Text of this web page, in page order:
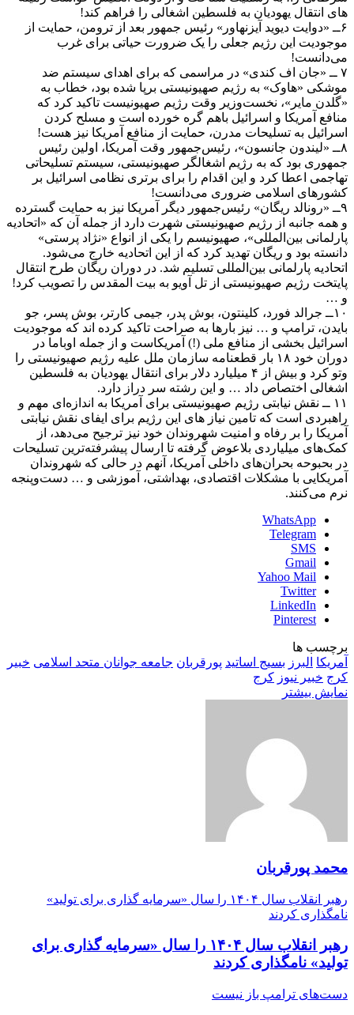
های انتقال یهودیان به فلسطین اشغالی را فراهم کند!
۶ــ «دوایت دیوید آیزنهاور» رئیس جمهور بعد از ترومن، حمایت از
موجودیت این رژیم جعلی را یک ضرورت حیاتی برای غرب
می‌دانست!
۷ ــ «جان اف کندی» در مراسمی که برای اهدای سیستم ضد
موشکی «هاوک» به رژیم صهیونیستی برپا شده بود، خطاب به
«گلدن مایر»، نخست‌وزیر وقت رژیم صهیونیست تاکید کرد که
منافع آمریکا و اسرائیل باهم گره خورده است و مسلح کردن
اسرائیل به تسلیحات مدرن، حمایت از منافع آمریکا نیز هست!
۸ــ «لیندون جانسون»، رئیس‌جمهور وقت آمریکا، اولین رئیس
جمهوری بود که به رژیم اشغالگر صهیونیستی، سیستم تسلیحاتی
تهاجمی اعطا کرد و این اقدام را برای برتری نظامی اسرائیل بر
کشورهای اسلامی ضروری می‌دانست!
۹ــ «رونالد ریگان» رئیس‌جمهور دیگر آمریکا نیز به حمایت گسترده
و همه جانبه از رژیم صهیونیستی شهرت دارد از جمله آن که «اتحادیه
پارلمانی بین‌المللی»، صهیونیسم را یکی از انواع «نژاد پرستی»
دانسته بود و ریگان تهدید کرد که از این اتحادیه خارج می‌شود.
اتحادیه پارلمانی بین‌المللی تسلیم شد. در دوران ریگان طرح انتقال
پایتخت رژیم صهیونیستی از تل آویو به بیت المقدس را تصویب کرد!
و …
۱۰ــ جرالد فورد، کلینتون، بوش پدر، جیمی کارتر، بوش پسر، جو
بایدن، ترامپ و … نیز بارها به صراحت تاکید کرده اند که موجودیت
اسرائیل بخشی از منافع ملی (!) آمریکاست و از جمله اوباما در
دوران خود ۱۸ بار قطعنامه سازمان ملل علیه رژیم صهیونیستی را
وتو کرد و بیش از ۴ میلیارد دلار برای انتقال یهودیان به فلسطین
اشغالی اختصاص داد … و این رشته سر دراز دارد.
۱۱ ــ نقش نیابتی رژیم صهیونیستی برای آمریکا به اندازه‌ای مهم و
راهبردی است که تامین نیاز های این رژیم برای ایفای نقش نیابتی
آمریکا را بر رفاه و امنیت شهروندان خود نیز ترجیح می‌دهد، از
کمک‌های میلیاردی بلاعوض گرفته تا ارسال پیشرفته‌ترین تسلیحات
در بحبوحه بحران‌های داخلی آمریکا، آنهم در حالی که شهروندان
آمریکایی با مشکلات اقتصادی، بهداشتی، آموزشی و … دست‌وپنجه
نرم می‌کنند.
WhatsApp
Telegram
SMS
Gmail
Yahoo Mail
Twitter
LinkedIn
Pinterest
برچسب ها
آمریکا البرز بسیج اساتید پورقربان جامعه جوانان متحد اسلامی خبیر
کرج خبیر نیوز کرج
نمایش بیشتر
محمد پورقربان
رهبر انقلاب سال ۱۴۰۴ را سال «سرمایه گذاری برای تولید»
نامگذاری کردند
رهبر انقلاب سال ۱۴۰۴ را سال «سرمایه گذاری برای
تولید» نامگذاری کردند
دست‌های ترامپ باز نیست